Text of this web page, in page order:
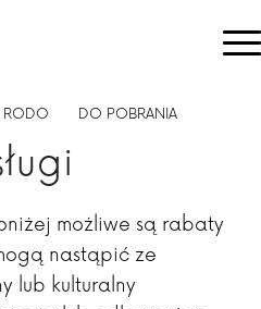
RODO DO POBRANIA
możliwe są rabaty
nastąpić ze
lub kulturalny